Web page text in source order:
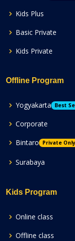
Kids Plus
Basic Private
Kids Private
Offline Program
Yogyakarta Best
Corporate
Bintaro
Private Only
Surabaya
Kids Program
Online class
Offline class